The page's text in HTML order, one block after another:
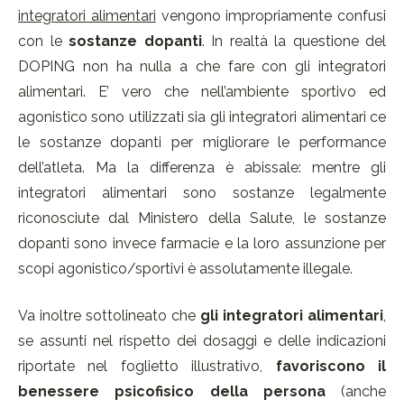
integratori alimentari vengono impropriamente confusi
con le sostanze dopanti. In realtà la questione del
DOPING non ha nulla a che fare con gli integratori
alimentari. E’ vero che nell’ambiente sportivo ed
agonistico sono utilizzati sia gli integratori alimentari ce
le sostanze dopanti per migliorare le performance
dell’atleta. Ma la differenza è abissale: mentre gli
integratori alimentari sono sostanze legalmente
riconosciute dal Ministero della Salute, le sostanze
dopanti sono invece farmacie e la loro assunzione per
scopi agonistico/sportivi è assolutamente illegale.
Va inoltre sottolineato che gli integratori alimentari,
se assunti nel rispetto dei dosaggi e delle indicazioni
riportate nel foglietto illustrativo, favoriscono il
benessere psicofisico della persona(anche